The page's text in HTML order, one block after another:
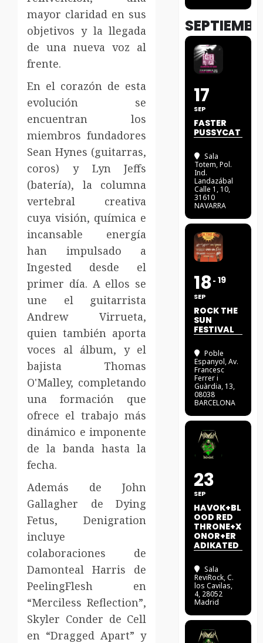
mayor claridad en sus
objetivos y la llegada
de una nueva voz al
frente.
En el corazón de esta
evolución se
encuentran los
miembros fundadores
Sean Hynes (guitarras,
coros) y Lyn Jeffs
(batería), la columna
vertebral creativa
cuya visión, química e
incansable energía
han impulsado a
Ingested desde el
primer día. A ellos se
une el guitarrista
Andrew Virrueta,
quien también aporta
voces al álbum, y el
bajista Thomas
O'Malley, completando
una formación que
ofrece el trabajo más
dinámico e imponente
de la banda hasta la
fecha.
Además de John
Gallagher de Dying
Fetus, Denigration
incluye
colaboraciones de
Damonteal Harris de
PeelingFlesh en
“Merciless Reflection”,
Skyler Conder de Cell
en “Dragged Apart” y
17
SEP
FASTER
PUSSYCAT
Sala
Totem, Pol.
Ind.
Landazábal
Calle 1, 10,
31610
NAVARRA
18
SEP
19
ROCK THE
SUN
FESTIVAL
Poble
Espanyol, Av.
Francesc
Ferrer i
Guàrdia, 13,
08038
BARCELONA
23
SEP
HAVOK+BL
OOD RED
THRONE+X
ONOR+ER
ADIKATED
Sala
ReviRock, C.
los Cavilas,
4, 28052
Madrid